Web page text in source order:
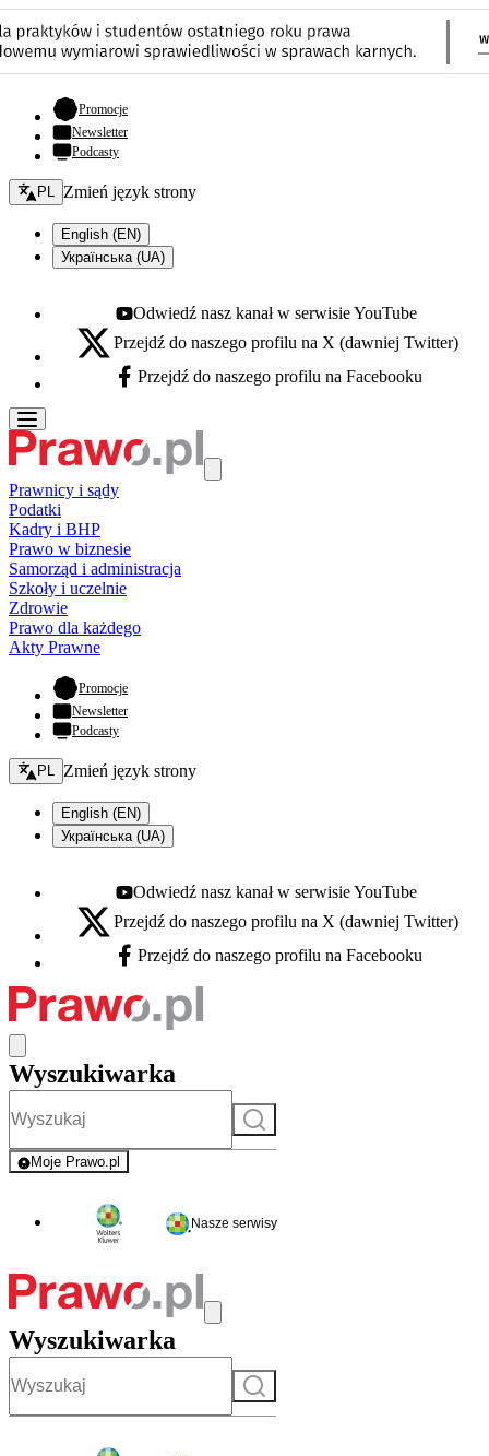
Promocje- otwiera się w nowej karcie
Newsletter
Podcasty
Zmień język - bieżący:
PL Zmień język strony
English (EN)
Українська (UA)
Youtube - otwiera się w nowej karcie
Odwiedź nasz kanał w serwisie YouTube
X - otwiera się w nowej karcie
Przejdź do naszego profilu na X (dawniej Twitter)
Facebook - otwiera się w nowej karcie
Przejdź do naszego profilu na Facebooku
Prawnicy i sądy
Podatki
Kadry i BHP
Prawo w biznesie
Samorząd i administracja
Szkoły i uczelnie
Zdrowie
Prawo dla każdego
Akty Prawne
Promocje- otwiera się w nowej karcie
Newsletter
Podcasty
Zmień język - bieżący:
PL Zmień język strony
English (EN)
Українська (UA)
Youtube - otwiera się w nowej karcie
Odwiedź nasz kanał w serwisie YouTube
X - otwiera się w nowej karcie
Przejdź do naszego profilu na X (dawniej Twitter)
Facebook - otwiera się w nowej karcie
Przejdź do naszego profilu na Facebooku
Wyszukiwarka
Szukaj
Moje Prawo.pl
- rejestracja i logowanie do serwisu
Nasze serwisy
Wyszukiwarka
Szukaj